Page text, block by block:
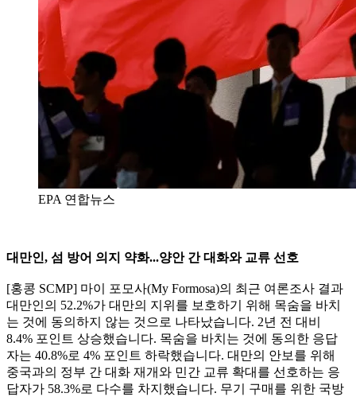
EPA 연합뉴스
대만인, 섬 방어 의지 약화...양안 간 대화와 교류 선호
[홍콩 SCMP] 마이 포모사(My Formosa)의 최근 여론조사 결과
대만인의 52.2%가 대만의 지위를 보호하기 위해 목숨을 바치
는 것에 동의하지 않는 것으로 나타났습니다. 2년 전 대비
8.4% 포인트 상승했습니다. 목숨을 바치는 것에 동의한 응답
자는 40.8%로 4% 포인트 하락했습니다. 대만의 안보를 위해
중국과의 정부 간 대화 재개와 민간 교류 확대를 선호하는 응
답자가 58.3%로 다수를 차지했습니다. 무기 구매를 위한 국방